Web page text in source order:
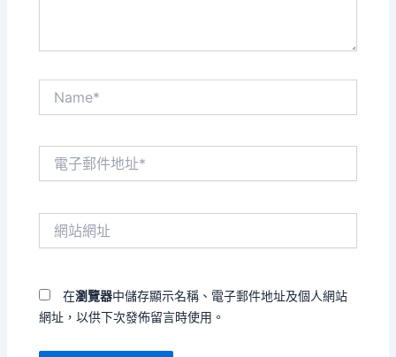
在瀏覽器中儲存顯示名稱、電子郵件地址及個人網站
網址，以供下次發佈留言時使用。